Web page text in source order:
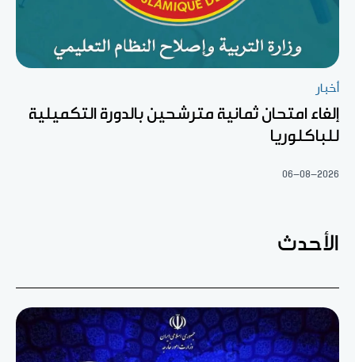
أخبار
إلغاء امتحان ثمانية مترشحين بالدورة التكميلية
للباكلوريا
06-08-2026
الأحدث